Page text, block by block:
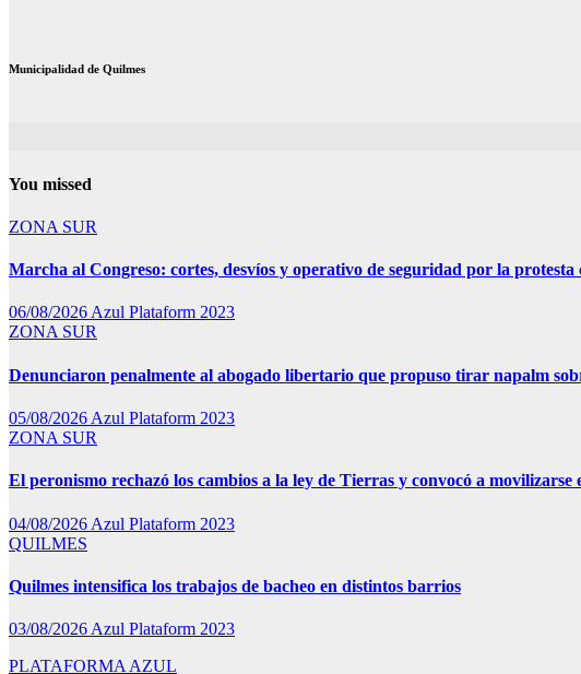
Municipalidad de Quilmes
You missed
ZONA SUR
Marcha al Congreso: cortes, desvíos y operativo de seguridad por la
06/08/2026Azul Plataform 2023
ZONA SUR
Denunciaron penalmente al abogado libertario que propuso tirar napalm
05/08/2026 Azul Plataform 2023
ZONA SUR
El peronismo rechazó los cambios a la ley de Tierras y convocó a
04/08/2026 Azul Plataform 2023
QUILMES
Quilmes intensifica los trabajos de bacheo en distintos barrios
03/08/2026 Azul Plataform 2023
PLATAFORMA AZUL